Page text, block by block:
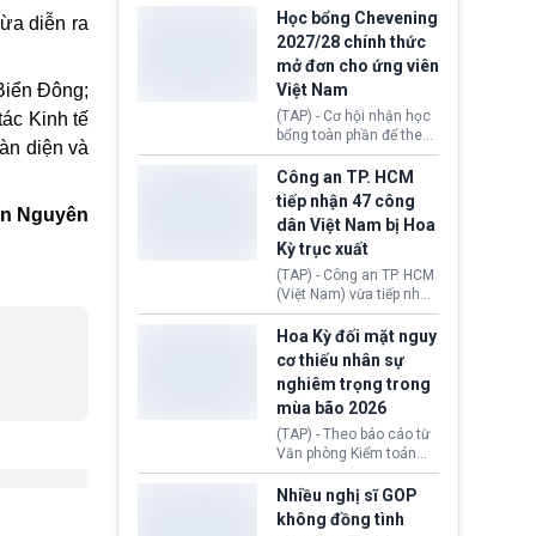
diễn ra
Đông;
Kinh tế
diện và
Nguyên
thi Thỏa thuận Rút khỏi
Liên minh châu Âu
(Withdrawal
Agreement).
Iran nhằm mở lại eo biển
Hormuz, mở đường cho
việc khôi phục hoạt
động hàng hải. Những
tín hiệu ngoại giao tích
cực này lập tức tác động
đến thị trường năng
lượng, kéo giá dầu thế
giới lùi sâu xuống dưới
mức 80 USD/thùng.
Học bổng Chevening
2027/28 chính thức
mở đơn cho ứng viên
Việt Nam
(TAP) - Cơ hội nhận học
bổng toàn phần để theo
học chương trình thạc sĩ
tại Vương quốc Anh đã
chính thức quay trở lại.
Học bổng Chevening
2027/28 của Chính phủ
Anh vừa mở cổng ứng
tuyển dành riêng ứng
viên Việt Nam, hỗ trợ
toàn bộ chi phí học tập
cùng nhiều quyền lợi
trong suốt một năm
học.
Công an TP. HCM
tiếp nhận 47 công
dân Việt Nam bị Hoa
Kỳ trục xuất
(TAP) - Công an TP. HCM
(Việt Nam) vừa tiếp nhận
47 công dân Việt Nam bị
Hoa Kỳ trục xuất về
nước. Đây là đợt có số
lượng lớn nhất từ đầu
năm 2026 đến nay, phản
ánh xu hướng gia tăng
các trường hợp trục
xuất.
Hoa Kỳ đối mặt nguy
cơ thiếu nhân sự
nghiêm trọng trong
mùa bão 2026
(TAP) - Theo báo cáo từ
Văn phòng Kiểm toán
Chính phủ (GAO), Cơ
quan Quản lý Khẩn cấp
Liên bang (FEMA) thuộc
Bộ An ninh Nội địa Hoa
Nhiều nghị sĩ GOP
không đồng tình